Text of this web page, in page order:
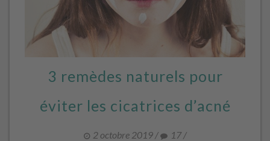
3 remèdes naturels pour
éviter les cicatrices d’acné
2 octobre 2019/ 17/